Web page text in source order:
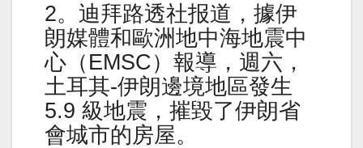
2。迪拜路透社报道，據伊
朗媒體和歐洲地中海地震中
心（EMSC）報導，週六，
土耳其-伊朗邊境地區發生
5.9 級地震，摧毀了伊朗省
會城市的房屋。